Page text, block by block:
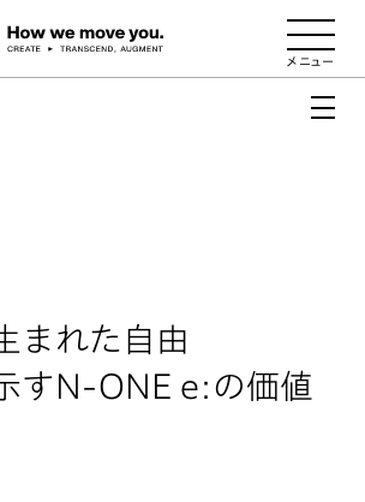
of Dreams
まれた自由
すN-ONE e:の価値